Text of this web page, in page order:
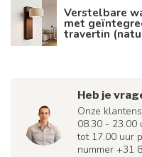
Verstelbare
met
travertin
Heb je
Onze
08.30 - 23.00
tot 17.00 uur
nummer +31